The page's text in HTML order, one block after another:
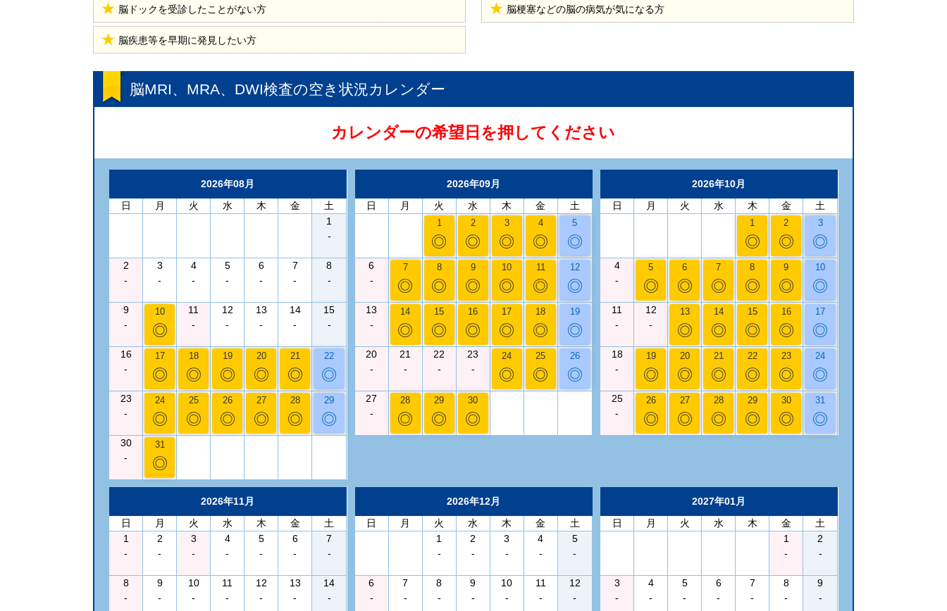
脳ドックを受診したことがない方 脳梗塞などの脳の病気が気になる方
脳疾患等を早期に発見したい方
脳MRI、MRA、DWI検査の空き状況カレンダー
カレンダーの希望日を押してください
2026年08月
日
月 火 水 木 金
土
1
-
2
-
3
-
4
-
5
-
6
-
7
-
8
-
9
-
10
◎
11
-
12
-
13
-
14
-
15
-
16
-
17
◎
18
◎
19
◎
20
◎
21
◎
22
◎
23
-
24
◎
25
◎
26
◎
27
◎
28
◎
29
◎
30
-
31
◎
2026年09月
日
月 火 水 木 金 土
1
◎
2
◎
3
◎
4
◎
5
◎
6
-
7
◎
8
◎
9
◎
10
◎
11
◎
12
◎
13
-
14
◎
15
◎
16
◎
17
◎
18
◎
19
◎
20
-
21
-
22
-
23
-
24
◎
25
◎
26
◎
27
-
28
◎
29
◎
30
◎
2026年10月
日
月 火 水 木 金 土
1
◎
2
◎
3
◎
4
-
5
◎
6
◎
7
◎
8
◎
9
◎
10
◎
11
-
12
-
13
◎
14
◎
15
◎
16
◎
17
◎
18
-
19
◎
20
◎
21
◎
22
◎
23
◎
24
◎
25
-
26
◎
27
◎
28
◎
29
◎
30
◎
31
◎
2026年11月
日
月 火 水 木 金
土
1
-
2
-
3
-
4
-
5
-
6
-
7
-
8
-
9
-
10
-
11
-
12
-
13
-
14
-
2026年12月
日
月 火 水 木 金
土
1
-
2
-
3
-
4
-
5
-
6
-
7
-
8
-
9
-
10
-
11
-
12
-
2027年01月
日
月 火 水 木 金
土
1
-
2
-
3
-
4
-
5
-
6
-
7
-
8
-
9
-